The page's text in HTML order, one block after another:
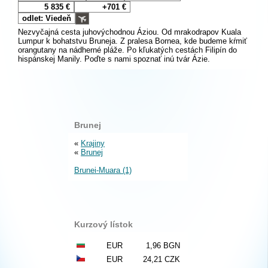
5 835 €
+701 €
odlet: Viedeň
Nezvyčajná cesta juhovýchodnou Áziou. Od mrakodrapov Kuala
Lumpur k bohatstvu Bruneja. Z pralesa Bornea, kde budeme kŕmiť
orangutany na nádherné pláže. Po kľukatých cestách Filipín do
hispánskej Manily. Poďte s nami spoznať inú tvár Ázie.
Brunej
« Krajiny
« Brunej
Brunei-Muara (1)
Kurzový lístok
EUR
1,96 BGN
EUR
24,21 CZK